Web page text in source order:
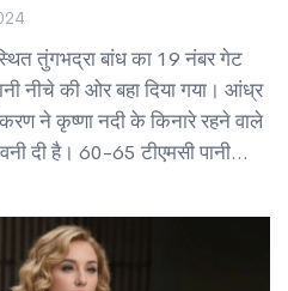
तुंगभद्रा बांध का 19 नंबर गेट
नीचे की ओर बहा दिया गया। आंध्र
ने कृष्णा नदी के किनारे रहने वाले
दी है। 60-65 टीएमसी पानी